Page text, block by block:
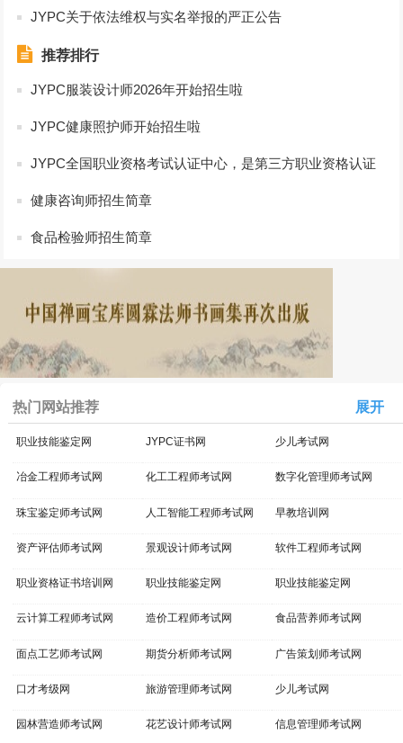
JYPC关于依法维权与实名举报的严正公告
推荐排行
JYPC服装设计师2026年开始招生啦
JYPC健康照护师开始招生啦
JYPC全国职业资格考试认证中心，是第三方职业资格认证
健康咨询师招生简章
食品检验师招生简章
热门网站推荐 展开
职业技能鉴定网 JYPC证书网 少儿考试网
冶金工程师考试网 化工工程师考试网 数字化管理师考试网
珠宝鉴定师考试网 人工智能工程师考试网 早教培训网
资产评估师考试网 景观设计师考试网 软件工程师考试网
职业资格证书培训网 职业技能鉴定网 职业技能鉴定网
云计算工程师考试网 造价工程师考试网 食品营养师考试网
面点工艺师考试网 期货分析师考试网 广告策划师考试网
口才考级网 旅游管理师考试网 少儿考试网
园林营造师考试网 花艺设计师考试网 信息管理师考试网